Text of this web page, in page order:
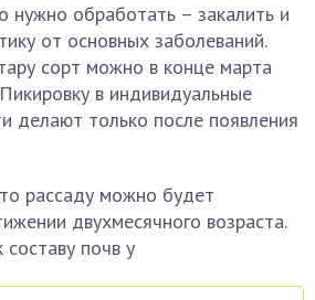
нужно обработать – закалить и
от основных заболеваний.
сорт можно в конце марта
в индивидуальные
делают только после появления
рассаду можно будет
двухмесячного возраста.
составу почв у